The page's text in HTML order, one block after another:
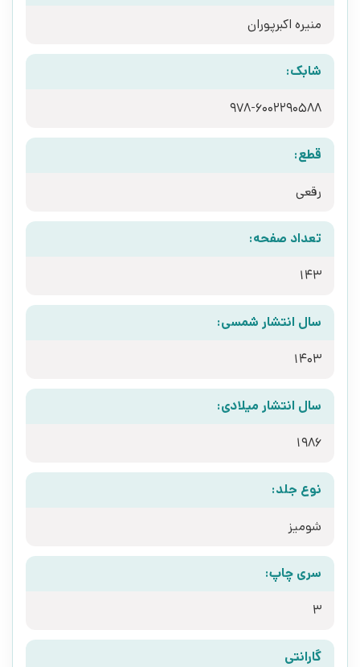
منیره اکبرپوران
شابک:
قطع:
رقعی
تعداد صفحه:
143
سال انتشار شمسی:
1403
سال انتشار میلادی:
1986
نوع جلد:
شومیز
سری چاپ:
3
گارانتی